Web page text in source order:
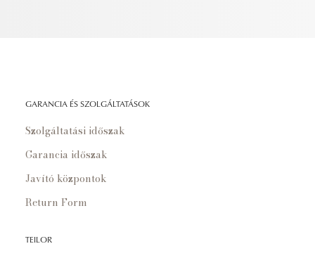
GARANCIA ÉS SZOLGÁLTATÁSOK
Szolgáltatási időszak
Garancia időszak
Javító központok
Return Form
TEILOR